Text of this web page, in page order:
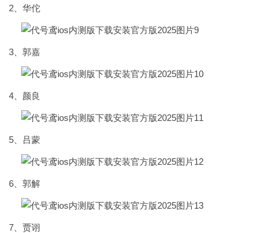
2、华佗
3、郭嘉
4、颜良
5、吕蒙
6、郭解
7、贾诩